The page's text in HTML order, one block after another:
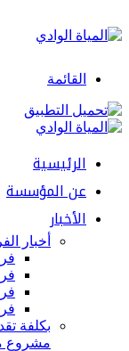
القائمة
الرئيسية
عن المؤسسة
الأخبار
أخبار
مشروع